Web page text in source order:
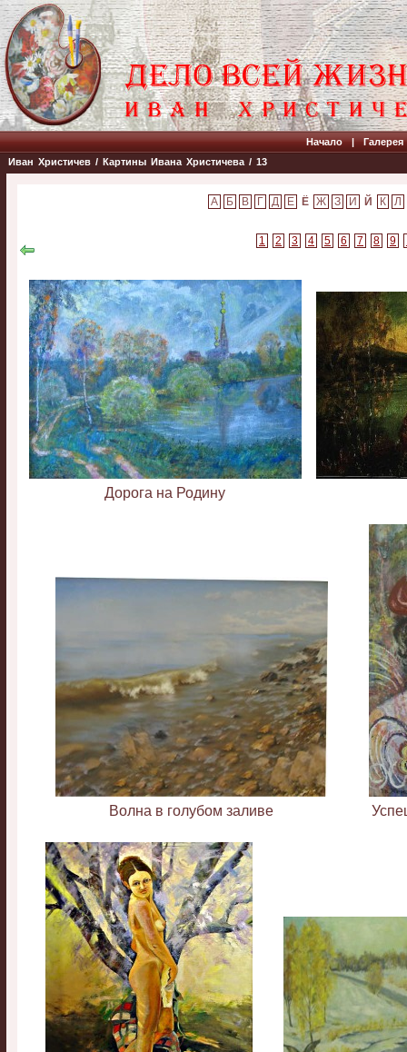
Начало|Галерея
Иван Христичев / Картины Ивана Христичева / 13
Ё Й
1 2 3 4 5 6 7 8 9
Дорога на Родину
Волна в голубом заливе